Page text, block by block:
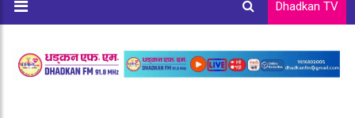
Dhadkan TV